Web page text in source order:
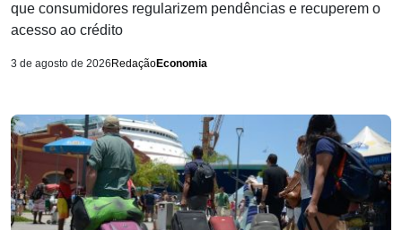
que consumidores regularizem pendências e recuperem o
acesso ao crédito
3 de agosto de 2026 RedaçãoEconomia